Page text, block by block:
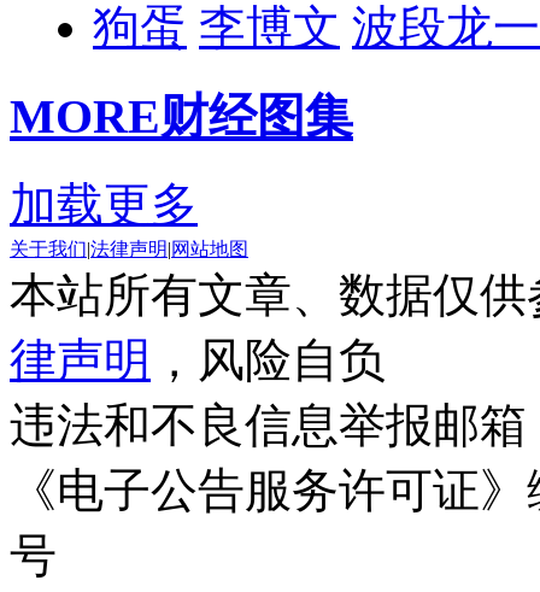
狗蛋 李博文 波段龙一
MORE财经图集
加载更多
关于我们|法律声明|网站地图
本站所有文章、数据仅
律声明 ，风险自负
违法和不良信息举报邮箱
《电子公告服务许可证
号